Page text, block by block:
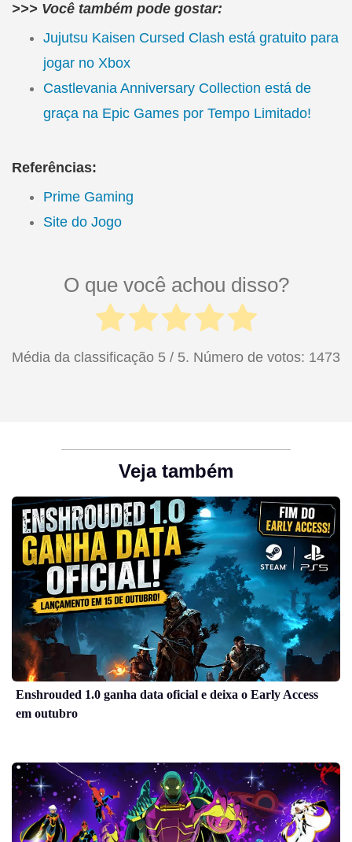
>>> Você também pode gostar:
Jujutsu Kaisen Cursed Clash está gratuito para
jogar no Xbox
Castlevania Anniversary Collection está de
graça na Epic Games por Tempo Limitado!
Referências:
Prime Gaming
Site do Jogo
O que você achou disso?
Média da classificação 5 / 5. Número de votos: 1473
Veja também
Enshrouded 1.0 ganha data oficial e deixa o Early Access
em outubro